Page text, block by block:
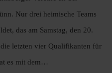
Nur drei heimische Teams
das am Samstag, den 20.
letzten vier Qualifikanten für
es mit dem…